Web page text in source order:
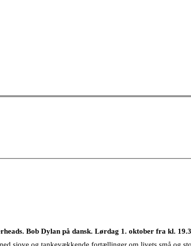
Bob Dylan på dansk. Lørdag 1. oktober fra kl.
sjove og tankevækkende fortællinger om livets små og